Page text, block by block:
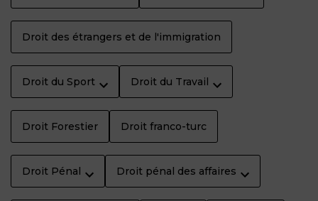
Droit des étrangers et de l'immigration
Droit du Sport Droit du Travail
Droit Forestier Droit franco-turc
Droit Pénal Droit pénal des affaires